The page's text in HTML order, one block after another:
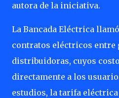
autora de la iniciativa.
La Bancada Eléctrica
contratos eléctricos entre
distribuidoras, cuyos
directamente a los
estudios, la tarifa